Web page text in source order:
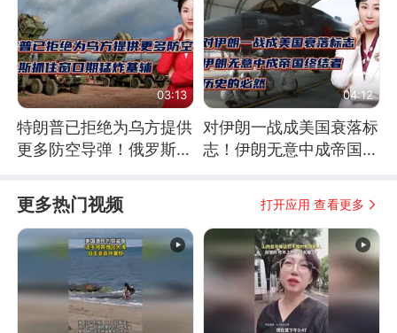
03:13
特朗普已拒绝为乌方提供
更多防空导弹！俄罗斯抓
04:12
对伊朗一战成美国衰落标
志！伊朗无意中成帝国终
更多热门视频 打开应用 查看更多